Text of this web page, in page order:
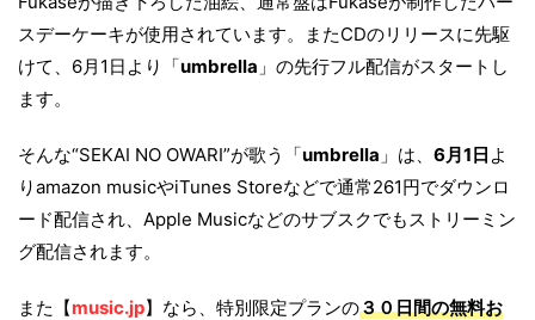
スデーケーキが使用されています。またCDのリリースに先駆
けて、6月1日より「umbrella 」の先行フル配信がスタートし
ます。
そんな“SEKAI NO OWARI”が歌う「umbrella 」は、 6月1日 よ
りamazon musicやiTunes Storeなどで通常261円でダウンロ
ード配信され、Apple Musicなどのサブスクでもストリーミン
グ配信されます。
また【music.jp】なら、特別限定プランの３０日間の無料お